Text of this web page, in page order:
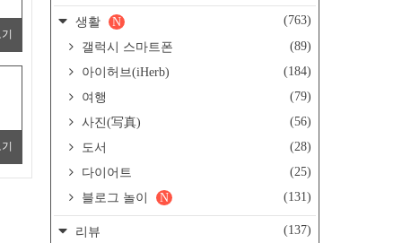
생활 (763)
N
갤럭시 스마트폰
(89)
아이허브(iHerb)
(184)
여행
(79)
사진(写真)
(56)
도서
(28)
다이어트
(25)
블로그 놀이
(131)
N
리뷰 (137)